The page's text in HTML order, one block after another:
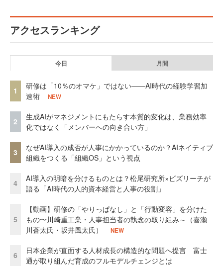
アクセスランキング
今日 月間
1
研修は「10％のオマケ」ではない——AI時代の経験学習加
速術
NEW
2
生成AIがマネジメントにもたらす本質的変化は、業務効率
化ではなく「メンバーへの向き合い方」
3
なぜAI導入の成否が人事にかかっているのか？AIネイティブ
組織をつくる「組織OS」という視点
4
AI導入の明暗を分けるものとは？松尾研究所×ビズリーチが
語る「AI時代の人的資本経営と人事の役割」
5
【動画】研修の「やりっぱなし」と「行動変容」を分けた
もの〜川崎重工業・人事担当者の執念の取り組み～（喜瀬
川蒼太氏・坂井風太氏）
NEW
6
日本企業が直面する人材成長の構造的な問題へ提言 富士
通が取り組んだ育成のフルモデルチェンジとは